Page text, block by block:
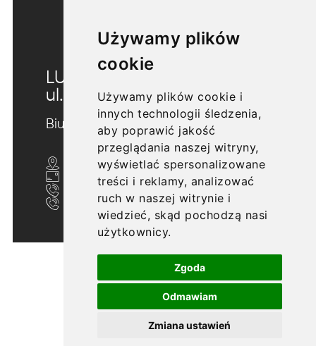
Używamy plików
cookie
Używamy plików cookie i
innych technologii śledzenia,
aby poprawić jakość
przeglądania naszej witryny,
wyświetlać spersonalizowane
treści i reklamy, analizować
ruch w naszej witrynie i
wiedzieć, skąd pochodzą nasi
użytkownicy.
Zgoda
Odmawiam
Zmiana ustawień
LUBLIN
ul. Morwowa 5
Biuro sprzedaży
ul. Nałęczowska 20/U10, Lublin 20-701
biuro@morwowa5.pl
+48 607 705 702
+48 609 606 633